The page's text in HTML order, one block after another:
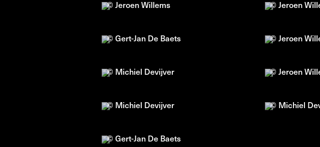
© Jeroen Willems
© Jeroen
© Gert-Jan De Baets
© Jeroen
© Michiel Devijver
© Jeroen
© Michiel Devijver
© Michiel
© Gert-Jan De Baets